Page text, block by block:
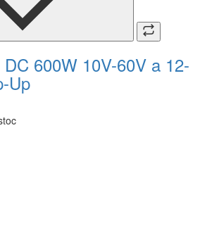
600W 10V-60V a 12-
Up